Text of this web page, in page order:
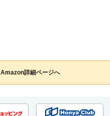
Amazon詳細ページへ